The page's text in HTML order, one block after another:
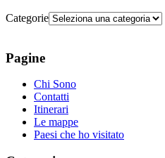
Categorie
Pagine
Chi Sono
Contatti
Itinerari
Le mappe
Paesi che ho visitato